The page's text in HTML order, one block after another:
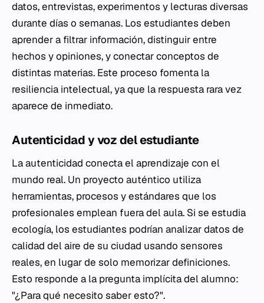
datos, entrevistas, experimentos y lecturas diversas
durante días o semanas. Los estudiantes deben
aprender a filtrar información, distinguir entre
hechos y opiniones, y conectar conceptos de
distintas materias. Este proceso fomenta la
resiliencia intelectual, ya que la respuesta rara vez
aparece de inmediato.
Autenticidad y voz del estudiante
La autenticidad conecta el aprendizaje con el
mundo real. Un proyecto auténtico utiliza
herramientas, procesos y estándares que los
profesionales emplean fuera del aula. Si se estudia
ecología, los estudiantes podrían analizar datos de
calidad del aire de su ciudad usando sensores
reales, en lugar de solo memorizar definiciones.
Esto responde a la pregunta implícita del alumno:
"¿Para qué necesito saber esto?".